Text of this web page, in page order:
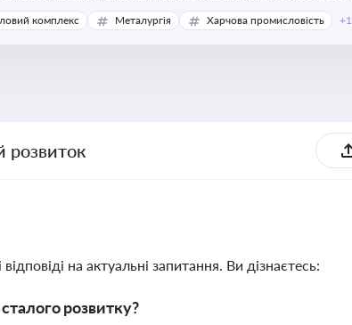
комплекс Металургія Харчова промисловість +1
розвиток
на актуальні запитання. Ви дізнаєтесь:
розвитку?